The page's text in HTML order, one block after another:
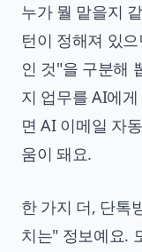
누가 뭘 맡을지
턴이 정해져 있
인 것"을 구분해
지 업무를 AI에
면AI 이메일 자
움이 돼요.
한 가지 더, 단톡
치는" 정보예요.